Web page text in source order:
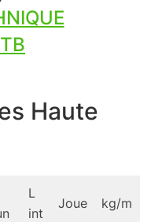
Haute
L
int
Joue kg/m